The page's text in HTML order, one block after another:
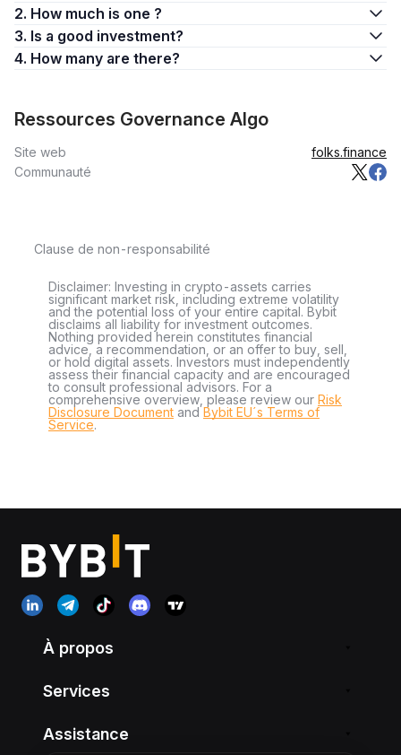
2. How much is one ?
3. Is a good investment?
4. How many are there?
Ressources Governance Algo
Site web
folks.finance
Communauté
Clause de non-responsabilité
Disclaimer: Investing in crypto-assets carries
significant market risk, including extreme volatility
and the potential loss of your entire capital. Bybit
disclaims all liability for investment outcomes.
Nothing provided herein constitutes financial
advice, a recommendation, or an offer to buy, sell,
or hold digital assets. Investors must independently
assess their financial capacity and are encouraged
to consult professional advisors. For a
comprehensive overview, please review our Risk
Disclosure Document andBybit EU´s Terms of
Service.
À propos
Services
Assistance